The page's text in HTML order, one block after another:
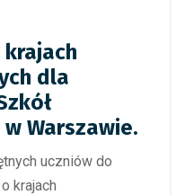
dla
Warszawie.
uczniów do
krajach